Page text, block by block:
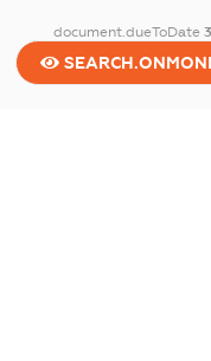
document.dueToDate